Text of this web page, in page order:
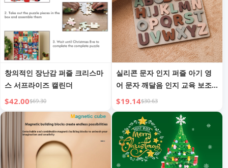
창의적인 장난감 퍼즐 크리스마
스 서프라이즈 캘린더
$42.00$69.30
실리콘 문자 인지 퍼즐 아기 영
어 문자 깨달음 인지 교육 보조
도구 조기 교육 교육 3차원 문자
퍼즐
$19.14$30.63